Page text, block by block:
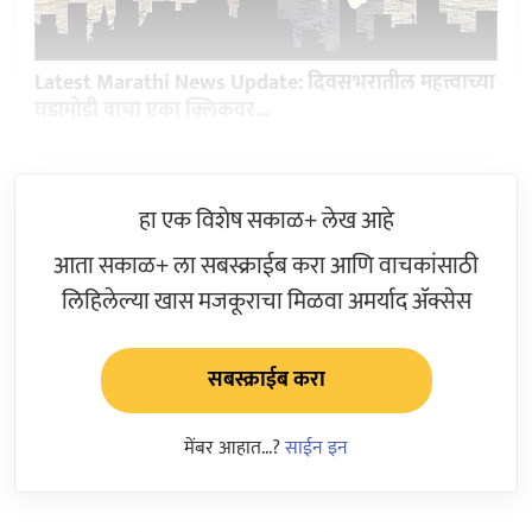
Latest Marathi News Update: दिवसभरातील महत्त्वाच्या
हा एक विशेष सकाळ+ लेख आहे
आता सकाळ+ ला सबस्क्राईब करा आणि वाचकांसाठी
लिहिलेल्या खास मजकूराचा मिळवा अमर्याद ॲक्सेस
सबस्क्राईब करा
मेंबर आहात...?साईन इन